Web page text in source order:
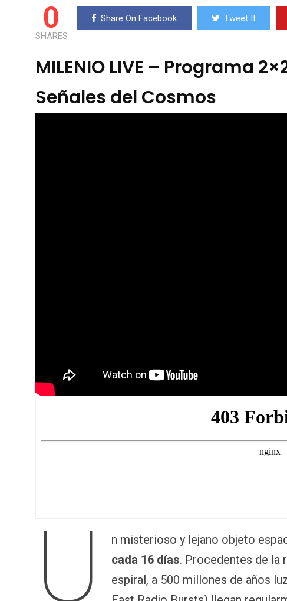
0
SHARES
Share On Facebook Tweet It
MILENIO LIVE – Programa
Señales del Cosmos
U n misterioso y lejano objeto
cada 16 días. Procedentes de la
espiral, a 500 millones de años